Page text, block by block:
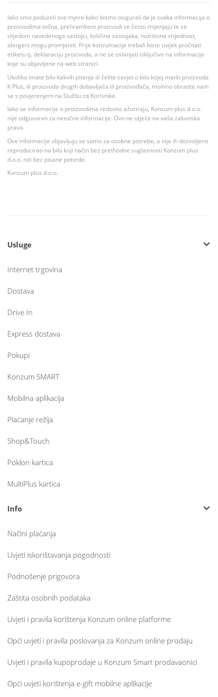
Iako smo poduzeli sve mjere kako bismo osigurali da je svaka informacija o
proizvodima točna, prehrambeni proizvodi se često mijenjaju te se
slijedom navedenoga sastojci, količina sastojaka, nutritivna vrijednost,
alergeni mogu promjeniti. Prije konzumacije trebali biste uvijek pročitati
etiketu tj. deklaraciju proizvoda, a ne se oslanjati isključivo na informacije
koje su objavljene na web stranici.
Ukoliko imate bilo kakvih pitanja ili želite savjet o bilo kojoj marki proizvoda
K Plus, ili proizvoda drugih dobavljača ili proizvođača, molimo obratite nam
se s povjerenjem na Službu za Korisnike.
Iako se informacije o proizvodima redovito ažuriraju, Konzum plus d.o.o.
nije odgovoran za netočne informacije. Ovo ne utječe na vaša zakonska
prava.
Ove informacije objavljuju se samo za osobne potrebe, a nije ih dozvoljeno
reproducirati na bilo koji način bez prethodne suglasnosti Konzum plus
d.o.o. niti bez pisane potvrde.
Konzum plus d.o.o.
Usluge
Internet trgovina
Dostava
Drive In
Express dostava
Pokupi
Konzum SMART
Mobilna aplikacija
Plaćanje režija
Shop&Touch
Poklon kartica
MultiPlus kartica
Info
Načini plaćanja
Uvjeti iskorištavanja pogodnosti
Podnošenje prigovora
Zaštita osobnih podataka
Uvjeti i pravila korištenja Konzum online platforme
Opći uvjeti i pravila poslovanja za Konzum online prodaju
Uvjeti i pravila kupoprodaje u Konzum Smart prodavaonici
Opći uvjeti korištenja e-gift mobilne aplikacije